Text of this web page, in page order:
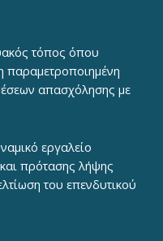
τόπος όπου
παραμετροποιημένη
απασχόλησης με
εργαλείο
πρότασης λήψης
του επενδυτικού